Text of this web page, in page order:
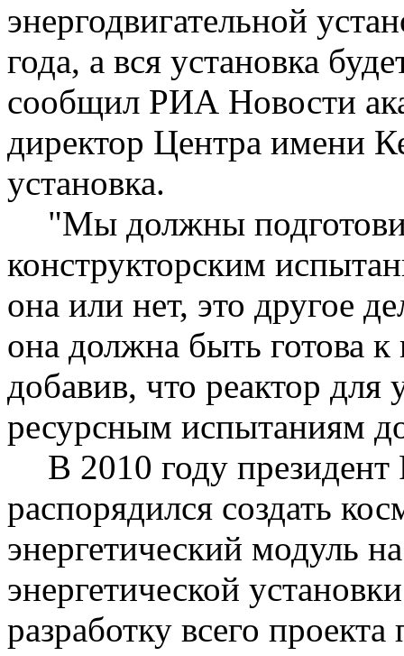
энергодвигательной
года, а вся установка
сообщил РИА Новости
директор Центра имени
установка.
"Мы должны
конструкторским
она или нет, это другое
она должна быть готова
добавив, что реактор для
ресурсным испытаниям
В 2010 году
распорядился создать
энергетический модуль
энергетической
разработку всего